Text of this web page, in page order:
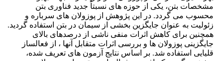
مشخصات بتن، یکی از حوزه های نسبتاً جدید فناوری بتن
محسوب می گردد. در این پژوهش از پوزولان های سرباره و
زئولیت به عنوان جایگزین بخشی از سیمان در بتن استفاده گردید.
همچنین برای کاهش اثرات منفی ناشی از درصدهای بالای
جایگزینی پوزولان ها و بررسی اثرات متقابل آنها ، از فعالساز
قلیایی استفاده شد. بر اساس نتایج آزمون های تعریف شده،